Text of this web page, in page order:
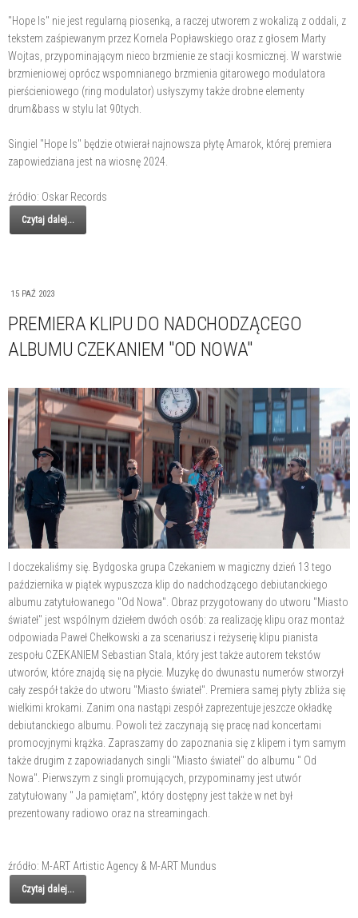
"Hope Is" nie jest regularną piosenką, a raczej utworem z wokalizą z oddali, z
tekstem zaśpiewanym przez Kornela Popławskiego oraz z głosem Marty
Wojtas, przypominającym nieco brzmienie ze stacji kosmicznej. W warstwie
brzmieniowej oprócz wspomnianego brzmienia gitarowego modulatora
pierścieniowego (ring modulator) usłyszymy także drobne elementy
drum&bass w stylu lat 90tych.
Singiel "Hope Is" będzie otwierał najnowsza płytę Amarok, której premiera
zapowiedziana jest na wiosnę 2024.
źródło: Oskar Records
Czytaj dalej...
15 PAŹ 2023
PREMIERA KLIPU DO NADCHODZĄCEGO
ALBUMU CZEKANIEM "OD NOWA"
I doczekaliśmy się. Bydgoska grupa Czekaniem w magiczny dzień 13 tego
października w piątek wypuszcza klip do nadchodzącego debiutanckiego
albumu zatytułowanego "Od Nowa". Obraz przygotowany do utworu "Miasto
świateł" jest wspólnym dziełem dwóch osób: za realizację klipu oraz montaż
odpowiada Paweł Chełkowski a za scenariusz i reżyserię klipu pianista
zespołu CZEKANIEM Sebastian Stala, który jest także autorem tekstów
utworów, które znajdą się na płycie. Muzykę do dwunastu numerów stworzył
cały zespół także do utworu "Miasto świateł". Premiera samej płyty zbliża się
wielkimi krokami. Zanim ona nastąpi zespół zaprezentuje jeszcze okładkę
debiutanckiego albumu. Powoli też zaczynają się pracę nad koncertami
promocyjnymi krążka. Zapraszamy do zapoznania się z klipem i tym samym
także drugim z zapowiadanych singli "Miasto świateł" do albumu " Od
Nowa". Pierwszym z singli promujących, przypominamy jest utwór
zatytułowany " Ja pamiętam", który dostępny jest także w net był
prezentowany radiowo oraz na streamingach.
źródło: M-ART Artistic Agency & M-ART Mundus
Czytaj dalej...